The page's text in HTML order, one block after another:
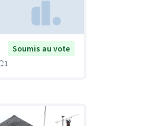
Soumis au vote
1